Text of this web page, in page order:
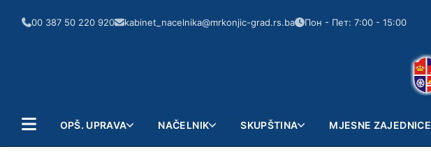
00 387 50 220 920 kabinet_nacelnika@mrkonjic-grad.rs.ba Пон - Пет: 7:00 - 15:00
OPŠ. UPRAVA NAČELNIK SKUPŠTINA MJESNE ZAJEDNICE